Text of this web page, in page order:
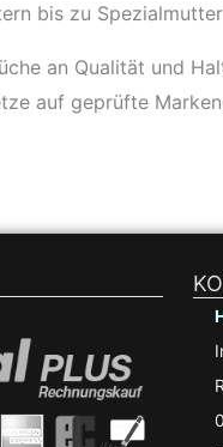
bis zu
an Qualität und
auf geprüfte